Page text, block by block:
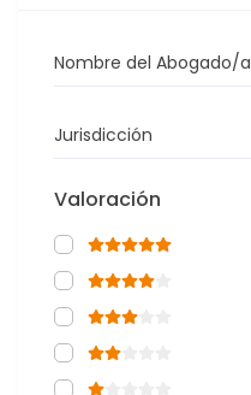
Nombre del Abogado/a
Jurisdicción
Valoración